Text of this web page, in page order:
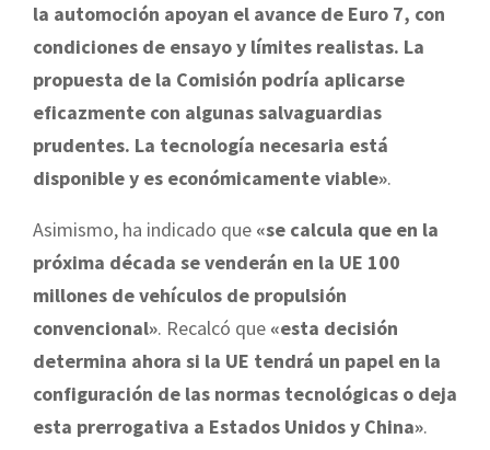
la automoción apoyan el avance de Euro 7, con
condiciones de ensayo y límites realistas. La
propuesta de la Comisión podría aplicarse
eficazmente con algunas salvaguardias
prudentes. La tecnología necesaria está
disponible y es económicamente viable».
Asimismo, ha indicado que «se calcula que en la
próxima década se venderán en la UE 100
millones de vehículos de propulsión
convencional». Recalcó que «esta decisión
determina ahora si la UE tendrá un papel en la
configuración de las normas tecnológicas o deja
esta prerrogativa a Estados Unidos y China».